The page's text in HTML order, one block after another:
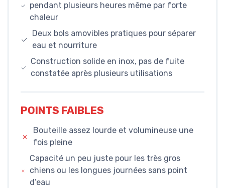
pendant plusieurs heures même par forte
chaleur
Deux bols amovibles pratiques pour séparer
eau et nourriture
Construction solide en inox, pas de fuite
constatée après plusieurs utilisations
POINTS FAIBLES
Bouteille assez lourde et volumineuse une
fois pleine
Capacité un peu juste pour les très gros
chiens ou les longues journées sans point
d’eau